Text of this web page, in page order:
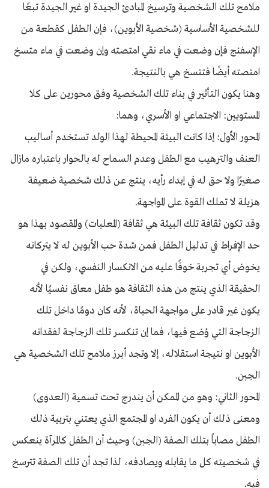
ملامح تلك الشخصية وترسيخ المبادئ الجيدة او غير الجيدة تبعًا
للشخصية الأساسية (شخصية الأبوين)، فإن الطفل كقطعة من
الإسفنج فإن وضعت في ماء نقي امتصته وإن وضعت في ماء متسخ
امتصته أيضًا فتتسخ هي بالنتيجة.
وهنا يكون التأثير في بناء تلك الشخصية وفق محورين على كلا
المستويين: الاجتماعي او الأسري، وهما:
المحور الأول: إذا كانت البيئة المحيطة لهذا الولد تستخدم أساليب
العنف والترهيب مع الطفل وعدم السماح له بالحوار باعتباره مازال
صغيرًا ولا حق له في إبداء رأيه، ينتج عن ذلك شخصية ضعيفة
هزيلة لا تملك القوة على المواجهة.
وقد تكون ثقافة تلك البيئة هي ثقافة (المعلبات) والمقصود بهذا هو
حد الإفراط في تدليل الطفل فمن شدة حب الأبوين له لا يتركانه
يخوض أي تجربة خوفًا عليه من الانكسار النفسي، ولكن في
الحقيقة الذي ينتج من هذه الثقافة هو طفل معاق نفسيًا لأنه
يكون غير قادر على مواجهة الحياة، لأنه كان دومًا داخل تلك
الزجاجة التي وُضع فيها، فما إن تنكسر تلك الزجاجة لفقدانه
الأبوين او نتيجة استقلاله، إلا وتجد أبرز ملامح تلك الشخصية هي
الجبن.
المحور الثاني: وهو من الممكن أن يندرج تحت تسمية (العدوى)
ومعنى ذلك أن يكون الفرد او المجتمع الذي يعتني بتربية ذلك
الطفل مصاباً بتلك الصفة (الجبن) وحيث أن الطفل كالمرآة ينعكس
في شخصيته كل ما يقابله ويصادفه، لذا تجد أن تلك الصفة تترسخ
فيه.